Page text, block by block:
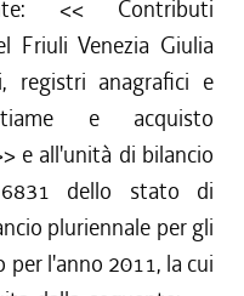
<< Contributi
Friuli Venezia Giulia
registri anagrafici e
e acquisto
e all'unità di bilancio
dello stato di
pluriennale per gli
l'anno 2011, la cui